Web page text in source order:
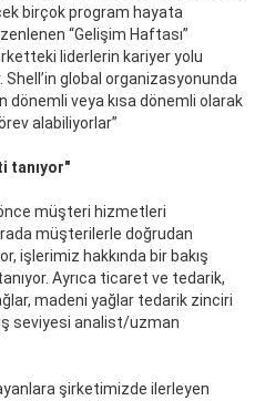
birçok program hayata
“Gelişim Haftası”
liderlerin kariyer yolu
Shell’in global organizasyonunda
dönemli veya kısa dönemli olarak
alabiliyorlar”
tanıyor"
müşteri hizmetleri
müşterilerle doğrudan
işlerimiz hakkında bir bakış
Ayrıca ticaret ve tedarik,
madeni yağlar tedarik zinciri
seviyesi analist/uzman
şirketimizde ilerleyen